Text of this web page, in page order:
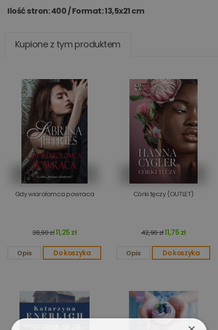
Ilość stron: 400 /Format: 13,5x21 cm
Kupione z tym produktem
Gdy wiarołomca powraca
38,90 zł11,25 zł
Opis Do koszyka
Córki tęczy (OUTLET)
42,90 zł11,75 zł
Opis Do koszyka